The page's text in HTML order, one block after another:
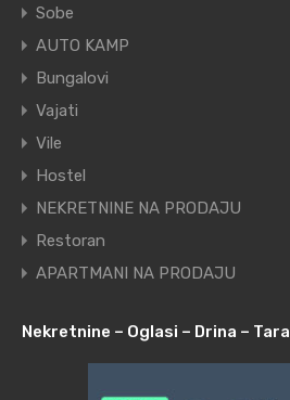
Sobe
AUTO KAMP
Bungalovi
Vajati
Vile
Hostel
NEKRETNINE NA PRODAJU
Restoran
APARTMANI NA PRODAJU
Nekretnine – Oglasi – Drina – Tara